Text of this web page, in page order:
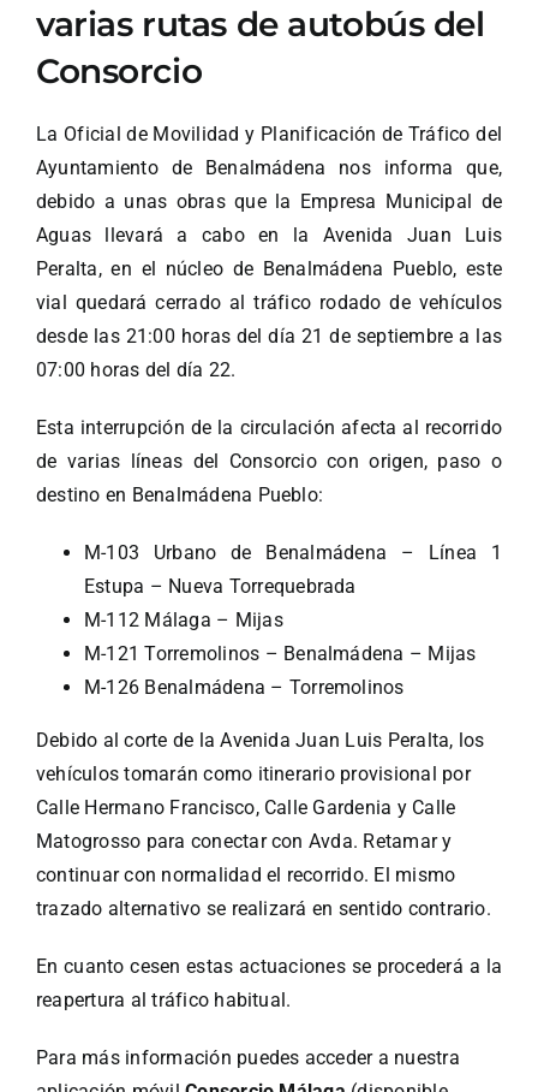
varias rutas de autobús del
Consorcio
La Oficial de Movilidad y Planificación de Tráfico del
Ayuntamiento de Benalmádena nos informa que,
debido a unas obras que la Empresa Municipal de
Aguas llevará a cabo en la Avenida Juan Luis
Peralta, en el núcleo de Benalmádena Pueblo, este
vial quedará cerrado al tráfico rodado de vehículos
desde las 21:00 horas del día 21 de septiembre a las
07:00 horas del día 22.
Esta interrupción de la circulación afecta al recorrido
de varias líneas del Consorcio con origen, paso o
destino en Benalmádena Pueblo:
M-103 Urbano de Benalmádena – Línea 1
Estupa – Nueva Torrequebrada
M-112 Málaga – Mijas
M-121 Torremolinos – Benalmádena – Mijas
M-126 Benalmádena – Torremolinos
Debido al corte de la Avenida Juan Luis Peralta, los
vehículos tomarán como itinerario provisional por
Calle Hermano Francisco, Calle Gardenia y Calle
Matogrosso para conectar con Avda. Retamar y
continuar con normalidad el recorrido. El mismo
trazado alternativo se realizará en sentido contrario.
En cuanto cesen estas actuaciones se procederá a la
reapertura al tráfico habitual.
Para más información puedes acceder a nuestra